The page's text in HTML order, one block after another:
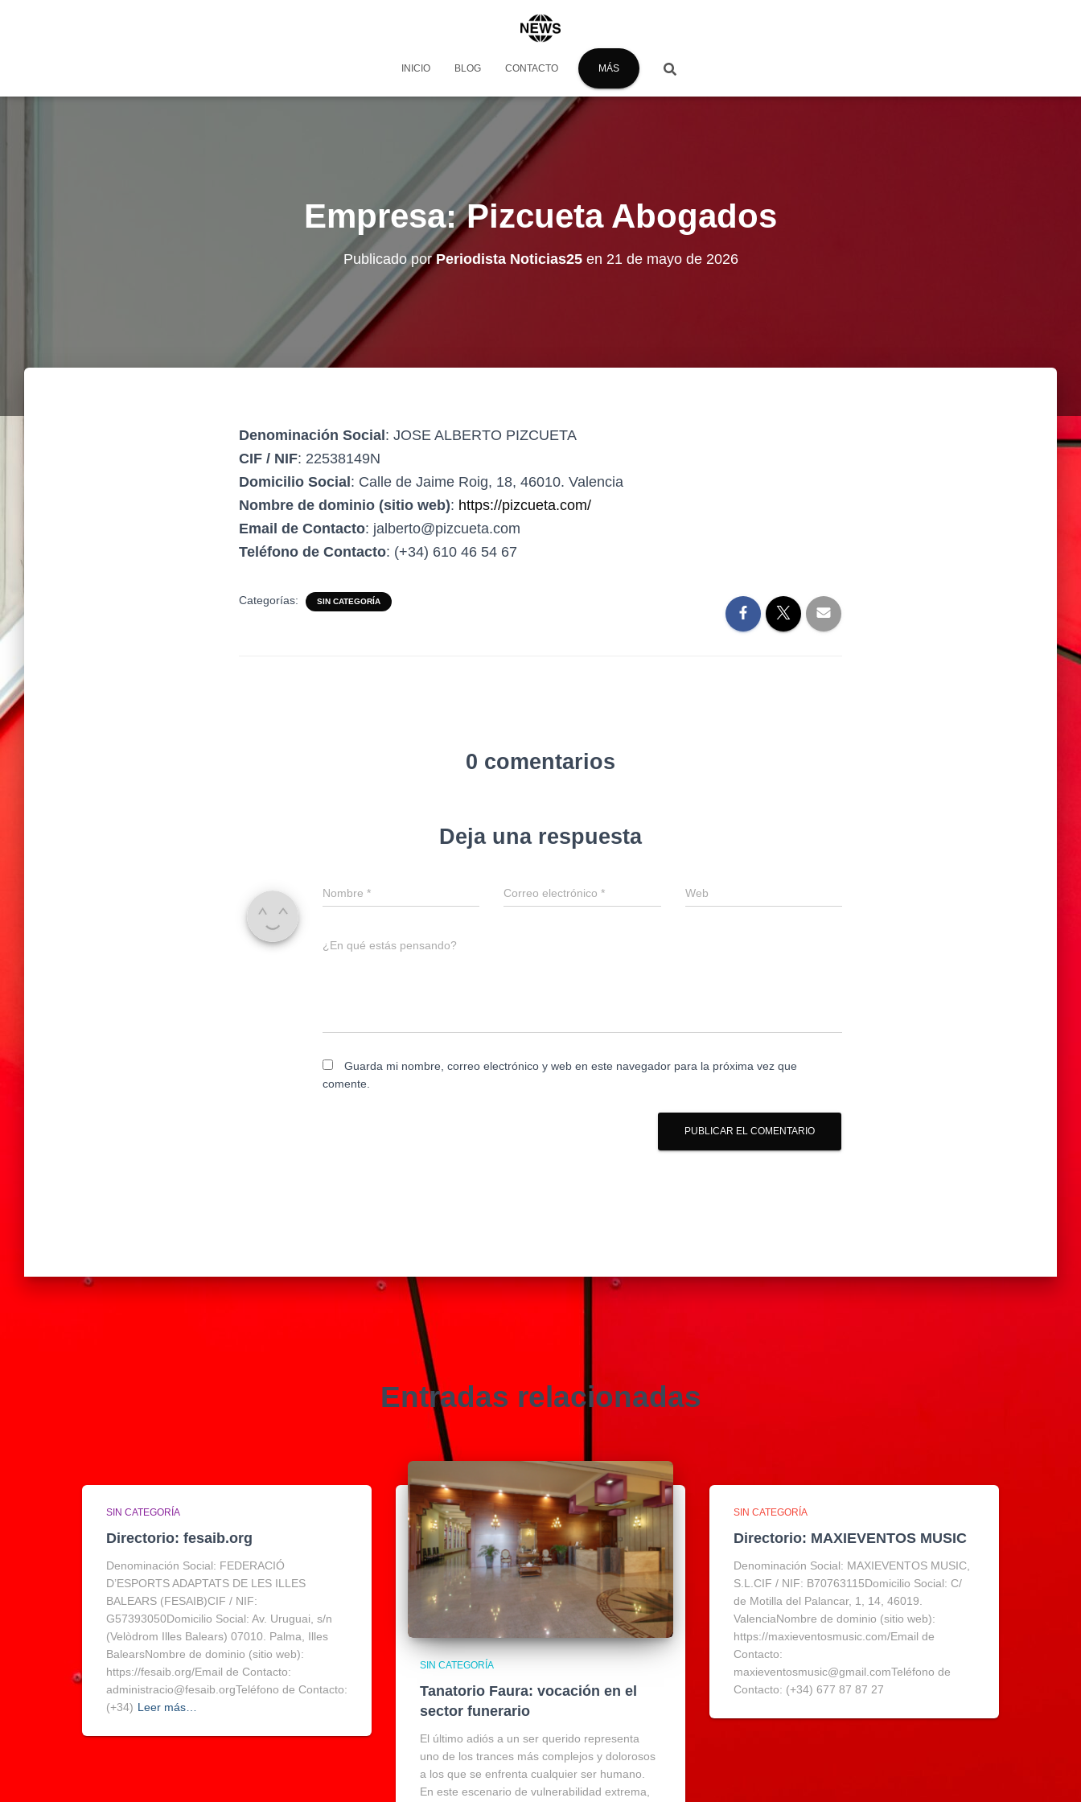
INICIO BLOG CONTACTO MÁS
Empresa: Pizcueta Abogados
Publicado porPeriodista Noticias25en 21 de mayo de 2026
Denominación Social : JOSE ALBERTO PIZCUETA
CIF / NIF: 22538149N
Domicilio Social : Calle de Jaime Roig, 18, 46010. Valencia
Nombre de dominio (sitio web): https://pizcueta.com/
Email de Contacto: jalberto@pizcueta.com
Teléfono de Contacto: (+34) 610 46 54 67
Categorías: SIN CATEGORÍA
0 comentarios
Deja una respuesta
Nombre * Correo electrónico* Web
¿En qué estás pensando?
Guarda mi nombre, correo electrónico y web en este navegador para la próxima vez que
comente.
Entradas relacionadas
SIN CATEGORÍA
Directorio: fesaib.org
Denominación Social: FEDERACIÓ
D’ESPORTS ADAPTATS DE LES ILLES
BALEARS (FESAIB)CIF / NIF:
G57393050Domicilio Social: Av. Uruguai, s/n
(Velòdrom Illes Balears) 07010. Palma, Illes
BalearsNombre de dominio (sitio web):
https://fesaib.org/Email de Contacto:
administracio@fesaib.orgTeléfono de Contacto:
(+34) Leer más…
SIN CATEGORÍA
Tanatorio Faura: vocación en el
sector funerario
El último adiós a un ser querido representa
uno de los trances más complejos y dolorosos
a los que se enfrenta cualquier ser humano.
En este escenario de vulnerabilidad extrema,
SIN CATEGORÍA
Directorio: MAXIEVENTOS MUSIC
Denominación Social: MAXIEVENTOS MUSIC,
S.L.CIF / NIF: B70763115Domicilio Social: C/
de Motilla del Palancar, 1, 14, 46019.
ValenciaNombre de dominio (sitio web):
https://maxieventosmusic.com/Email de
Contacto:
maxieventosmusic@gmail.comTeléfono de
Contacto: (+34) 677 87 87 27